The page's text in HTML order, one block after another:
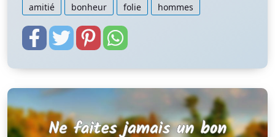
amitié bonheur folie hommes